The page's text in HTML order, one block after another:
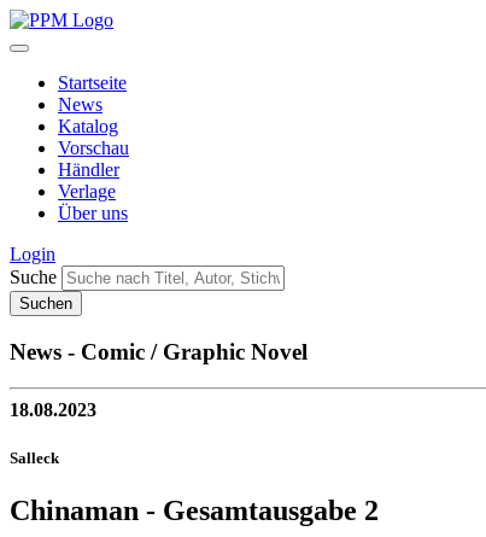
Startseite
News
Katalog
Vorschau
Händler
Verlage
Über uns
Login
Suche
News - Comic / Graphic Novel
18.08.2023
Salleck
Chinaman - Gesamtausgabe 2